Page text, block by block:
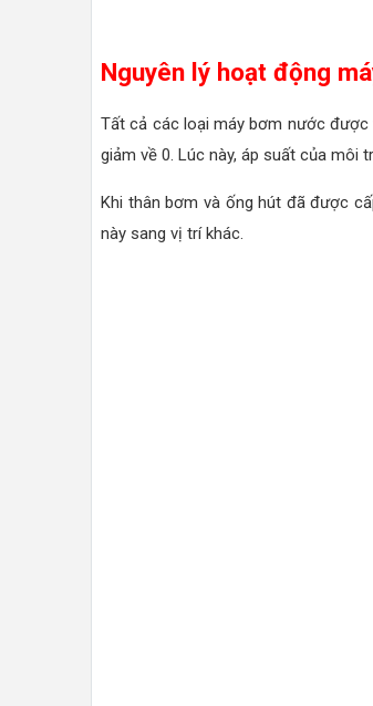
Nguyên lý hoạt động
Tất cả các loại máy bơm nước được
giảm về 0. Lúc này, áp suất của môi
Khi thân bơm và ống hút đã được
này sang vị trí khác.